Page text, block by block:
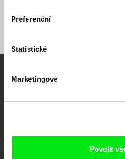
Preferenční
Statistické
Marketingové
Povolit
Nové